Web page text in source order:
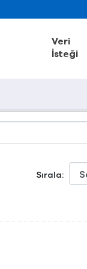
Veri
İsteği
Sırala